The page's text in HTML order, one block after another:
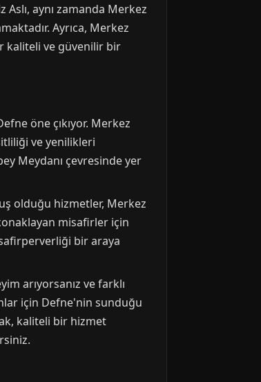
aynı zamanda Merkez
Ayrıca, Merkez
kaliteli ve güvenilir bir
öne çıkıyor. Merkez
ve yenilikleri
Meydanı çevresinde yer
olduğu hizmetler, Merkez
misafirler için
bir araya
arıyorsanız ve farklı
için Defne'nin sunduğu
kaliteli bir hizmet